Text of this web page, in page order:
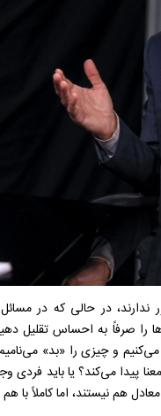
در حالی که در
را صرفاً به احساس تقلیل
و چیزی را «بد»
می‌کند؟ یا باید فردی
هم نیستند، اما کاملاً با